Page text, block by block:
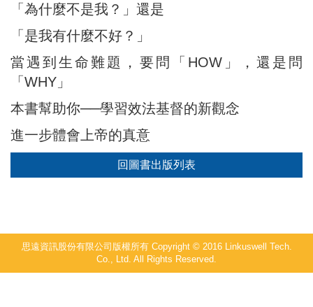
「為什麼不是我？」還是
「是我有什麼不好？」
當遇到生命難題，要問「HOW」，還是問
「WHY」
本書幫助你──學習效法基督的新觀念
進一步體會上帝的真意
回圖書出版列表
思遠資訊股份有限公司版權所有 Copyright © 2016 Linkuswell Tech.
Co., Ltd. All Rights Reserved.